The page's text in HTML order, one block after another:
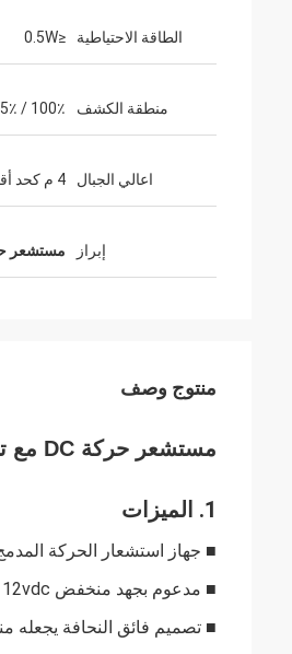
الطاقة الاحتياطية ≤0.5W
منطقة الكشف 100٪ / 75٪ / 50٪ / 25٪
اعالي الجبال 4 م كحد أقصى
إبراز مستشعر حركة
منتوج وصف
مستشعر حركة DC مع تصميم فائق النحافة ووظيفة التحكم عن بعد MC090D RC
1. الميزات
■ جهاز استشعار الحركة
■ مدعوم بجهد منخفض 12vdc ، خرج تشغيل / إيقاف وإشارة 0-10 فولت
■ تصميم فائق النحافة يجعله